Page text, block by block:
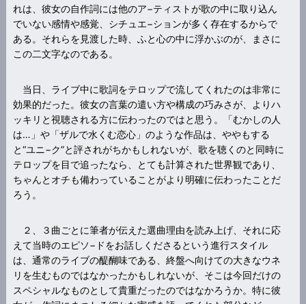
れは、彼女の自作詞には他のア−ティストが歌の中に取り込ん
でいない感情や感覚、シチュエ−ションが多く存在するからで
ある。それらを見渡した時、ふと心の中に浮かぶのが、まさに
この二文字なのである。
当日、ライブ中に歌詞をテロップで流してくれたのは非常に
効果的だった。彼女の言葉の遣い方や構成の巧みさが、よりハ
ッキリと視聴される方に伝わったのではと思う。「むかしの人
は…」や「ザルで水くむ恋心」のような作品は、ややもする
と“ユニ−ク”と評されがちかもしれないが、歌を聴くのと同時に
テロップを目で追ったなら、とても計算された世界観であり、
ちゃんとオチも備わっていることがより明確に伝わったことだ
ろう。
２、３曲ごとに筆者が伝えた選曲理由を読み上げ、それに応
えて当時のエピソ−ドをお話しくださるという進行スタイル
は、通常のライブの醍醐味である、終盤へ向けての大きなウネ
リを生むものではなかったかもしれないが、そこは今回だけの
スペシャルなものとして貴重だったのではなかろうか。特に彼